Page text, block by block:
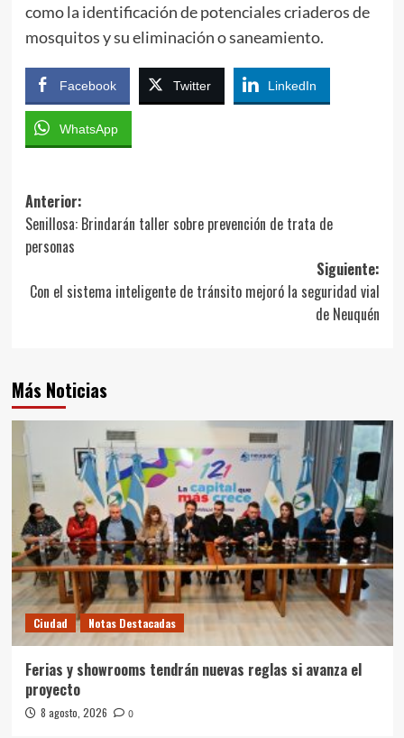
como la identificación de potenciales criaderos de
mosquitos y su eliminación o saneamiento.
Facebook Twitter LinkedIn
WhatsApp
Navegación
de
entradas
Anterior:
Senillosa: Brindarán taller sobre prevención de trata de
personas
Siguiente:
Con el sistema inteligente de tránsito mejoró la seguridad vial
de Neuquén
Más Noticias
Ciudad Notas Destacadas
Ferias y showrooms tendrán nuevas reglas si avanza el
proyecto
8 agosto, 2026 0